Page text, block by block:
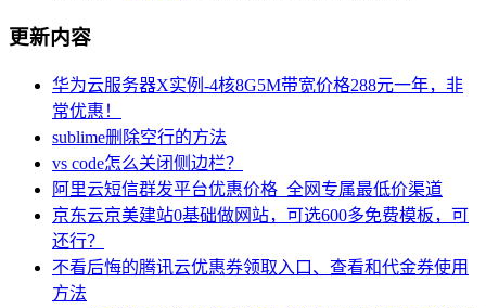
更新内容
华为云服务器X实例-4核8G5M带宽价格288元一年，非
常优惠！
sublime删除空行的方法
vs code怎么关闭侧边栏？
阿里云短信群发平台优惠价格_全网专属最低价渠道
京东云京美建站0基础做网站，可选600多免费模板，可
还行？
不看后悔的腾讯云优惠券领取入口、查看和代金券使用
方法